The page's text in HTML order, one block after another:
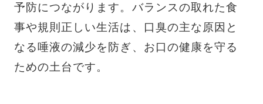
予防につながります。バランスの取れた食
事や規則正しい生活は、口臭の主な原因と
なる唾液の減少を防ぎ、お口の健康を守る
ための土台です。